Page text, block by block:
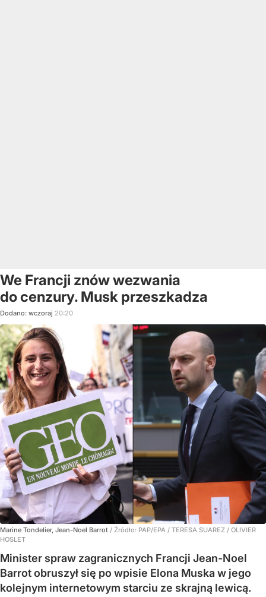
We Francji znów wezwania
do cenzury. Musk przeszkadza
Dodano: wczoraj 20:20
Marine Tondelier, Jean-Noel Barrot / Źródło: PAP/EPA / TERESA SUAREZ / OLIVIER
HOSLET
Minister spraw zagranicznych Francji Jean-Noel
Barrot obruszył się po wpisie Elona Muska w jego
kolejnym internetowym starciu ze skrajną lewicą.